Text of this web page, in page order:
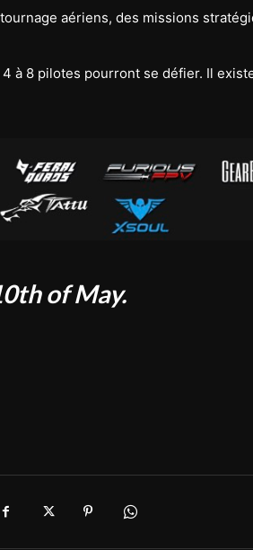
aériens, des missions
à 8 pilotes pourront se défier. Il
of May.